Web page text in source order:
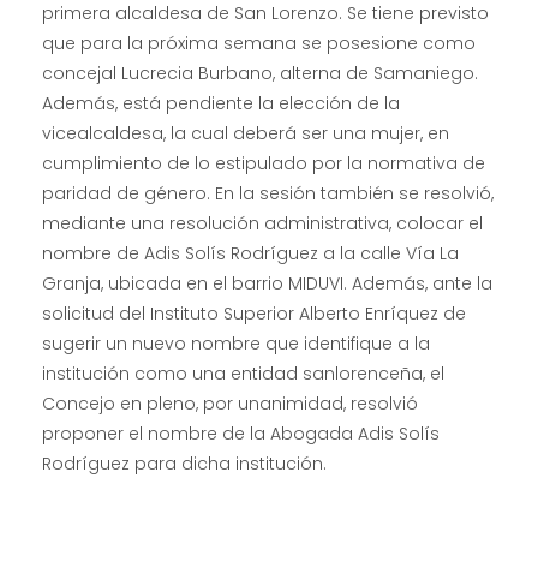
primera alcaldesa de San Lorenzo. Se tiene previsto
que para la próxima semana se posesione como
concejal Lucrecia Burbano, alterna de Samaniego.
Además, está pendiente la elección de la
vicealcaldesa, la cual deberá ser una mujer, en
cumplimiento de lo estipulado por la normativa de
paridad de género. En la sesión también se resolvió,
mediante una resolución administrativa, colocar el
nombre de Adis Solís Rodríguez a la calle Vía La
Granja, ubicada en el barrio MIDUVI. Además, ante la
solicitud del Instituto Superior Alberto Enríquez de
sugerir un nuevo nombre que identifique a la
institución como una entidad sanlorenceña, el
Concejo en pleno, por unanimidad, resolvió
proponer el nombre de la Abogada Adis Solís
Rodríguez para dicha institución.